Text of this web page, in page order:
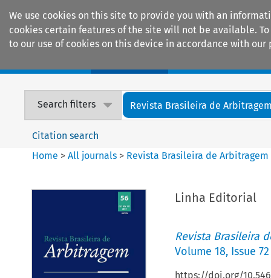
We use cookies on this site to provide you with an
cookies certain features of the site will not be available.
to our use of cookies on this device in accordance with our
Search filters Revista Brasileira de
Citation search
Home >All journals > Revista Brasileira de Arbitragem
Linha Editorial
Revista Brasileira
Volume 18, Issue 72
https://doi.org/